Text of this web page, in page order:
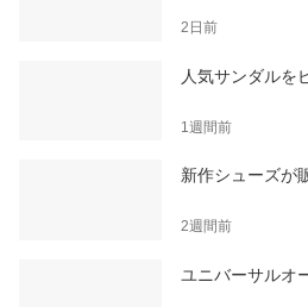
2日前
人気サンダルを
1週間前
新作シューズが
2週間前
ユニバーサルオ